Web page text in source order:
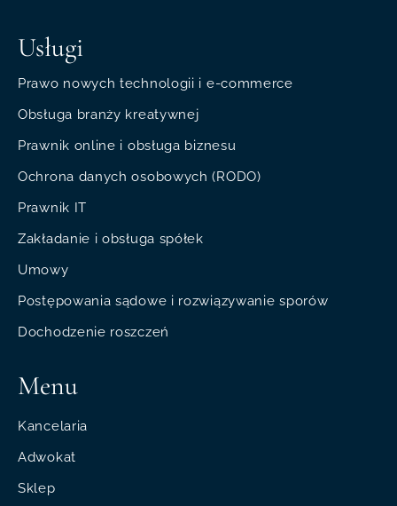
Usługi
Prawo nowych technologii i e-commerce
Obsługa branży kreatywnej
Prawnik online i obsługa biznesu
Ochrona danych osobowych (RODO)
Prawnik IT
Zakładanie i obsługa spółek
Umowy
Postępowania sądowe i rozwiązywanie sporów
Dochodzenie roszczeń
Menu
Kancelaria
Adwokat
Sklep